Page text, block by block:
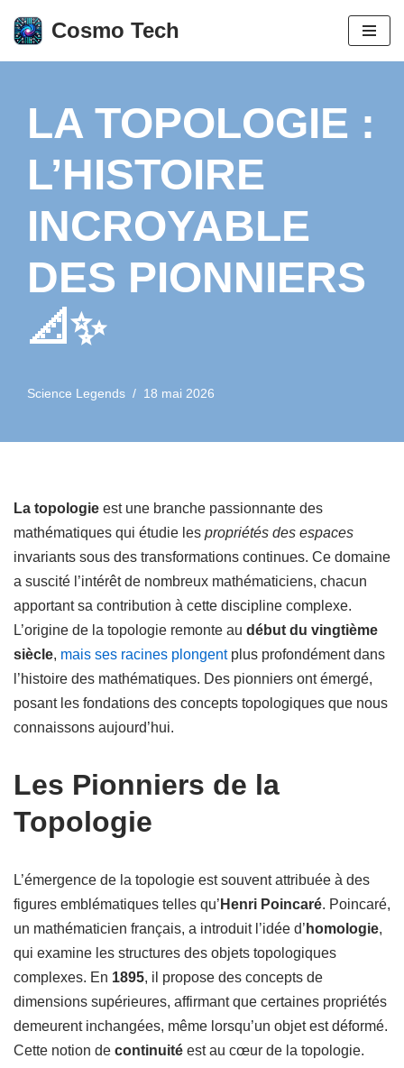
Aller
Cosmo Tech
LA TOPOLOGIE :
L’HISTOIRE
INCROYABLE
DES PIONNIERS
📐✨
Science Legends 18 mai 2026
La topologie est une branche passionnante des
mathématiques qui étudie les propriétés des espaces
invariants sous des transformations continues. Ce domaine
a suscité l’intérêt de nombreux mathématiciens, chacun
apportant sa contribution à cette discipline complexe.
L’origine de la topologie remonte au début du vingtième
siècle, mais ses racines plongentplus profondément dans
l’histoire des mathématiques. Des pionniers ont émergé,
posant les fondations des concepts topologiques que nous
connaissons aujourd’hui.
Les Pionniers de la
Topologie
L’émergence de la topologie est souvent attribuée à des
figures emblématiques telles qu’ Henri Poincaré. Poincaré,
un mathématicien français, a introduit l’idée d’ homologie,
qui examine les structures des objets topologiques
complexes. En 1895, il propose des concepts de
dimensions supérieures, affirmant que certaines propriétés
demeurent inchangées, même lorsqu’un objet est déformé.
Cette notion de continuité est au cœur de la topologie.